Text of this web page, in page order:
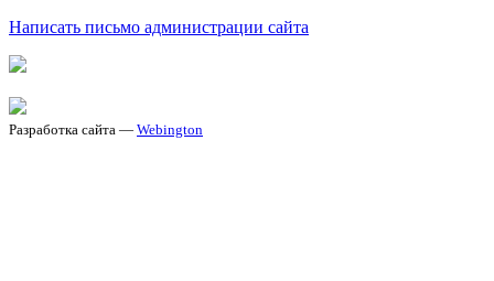
Написать письмо администрации сайта
Разработка сайта — Webington